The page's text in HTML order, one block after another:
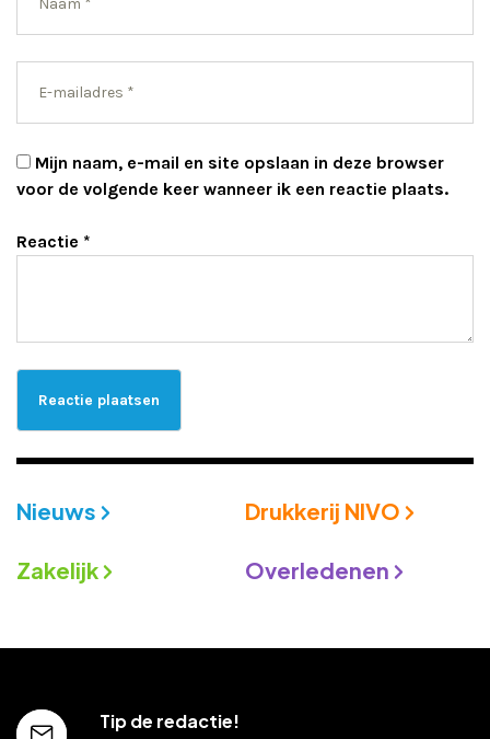
Mijn naam, e-mail en site opslaan in deze browser
voor de volgende keer wanneer ik een reactie plaats.
Reactie *
Nieuws Drukkerij NIVO
Zakelijk Overledenen
Tip de redactie!